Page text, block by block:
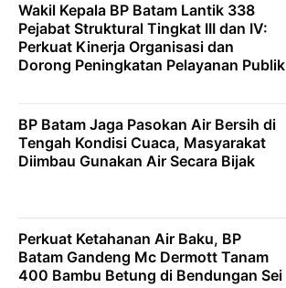
Wakil Kepala BP Batam Lantik 338
Pejabat Struktural Tingkat III dan IV:
Perkuat Kinerja Organisasi dan
Dorong Peningkatan Pelayanan Publik
BP Batam Jaga Pasokan Air Bersih di
Tengah Kondisi Cuaca, Masyarakat
Diimbau Gunakan Air Secara Bijak
Perkuat Ketahanan Air Baku, BP
Batam Gandeng Mc Dermott Tanam
400 Bambu Betung di Bendungan Sei